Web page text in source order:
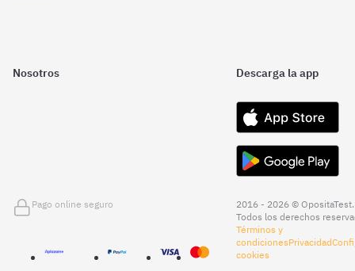
Nosotros Descarga la app
Pago online seguro
2016 - 2026 © OpositaTest.
Todos los derechos
Términos y
condicionesPrivacidad
cookies